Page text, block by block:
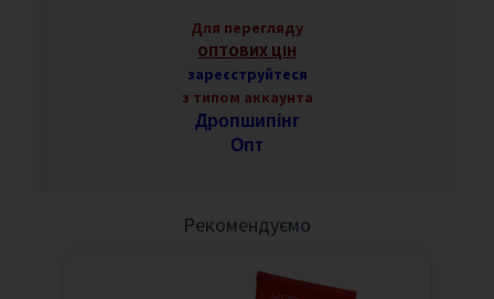
Для перегляду
ОПТОВИХ ЦІН
зареєструйтеся
з типом аккаунта
Дропшипінг
Опт
Рекомендуємо